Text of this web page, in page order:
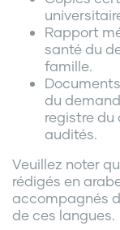
Rapport
santé du
famille.
du
registre du
audités.
Veuillez noter
rédigés en
accompagnés
de ces langues.